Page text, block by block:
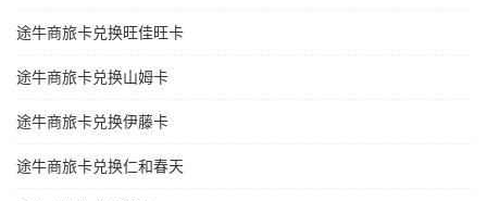
途牛商旅卡兑换旺佳旺卡
途牛商旅卡兑换山姆卡
途牛商旅卡兑换伊藤卡
途牛商旅卡兑换仁和春天